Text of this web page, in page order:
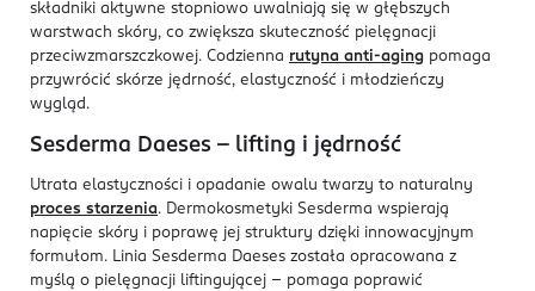
składniki aktywne stopniowo uwalniają się w głębszych
warstwach skóry, co zwiększa skuteczność pielęgnacji
przeciwzmarszczkowej. Codzienna rutyna anti-aging pomaga
przywrócić skórze jędrność, elastyczność i młodzieńczy
wygląd.
Sesderma Daeses – lifting i jędrność
Utrata elastyczności i opadanie owalu twarzy to naturalny
proces starzenia. Dermokosmetyki Sesderma wspierają
napięcie skóry i poprawę jej struktury dzięki innowacyjnym
formułom. Linia Sesderma Daeses została opracowana z
myślą o pielęgnacji liftingującej – pomaga poprawić